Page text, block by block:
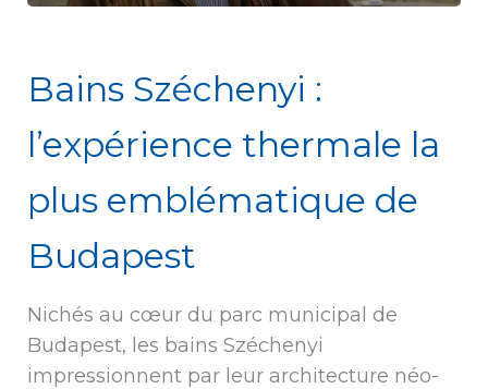
Bains Széchenyi :
l’expérience thermale la
plus emblématique de
Budapest
Nichés au cœur du parc municipal de
Budapest, les bains Széchenyi
impressionnent par leur architecture néo-